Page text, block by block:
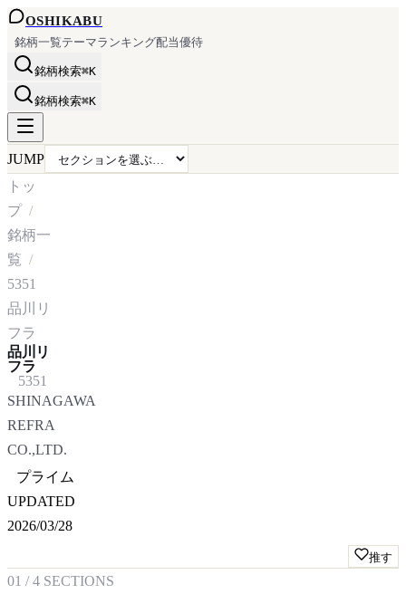
OSHIKABU
銘柄一覧テーマランキング配当優待
銘柄検索⌘K
銘柄検索⌘K
JUMP
トッ
プ
銘柄一
覧
5351
品川リ
フラ
品川リ
フラ
5351
SHINAGAWA
REFRA
CO.,LTD.
プライム
UPDATED
2026/03/28
推す
01 /4 SECTIONS